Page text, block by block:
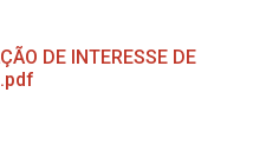
DE INTERESSE DE